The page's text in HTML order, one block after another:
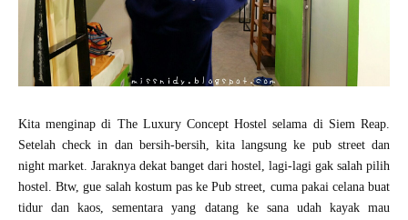
Kita menginap di The Luxury Concept Hostel selama di Siem Reap.
Setelah check in dan bersih-bersih, kita langsung ke pub street dan
night market. Jaraknya dekat banget dari hostel, lagi-lagi gak salah pilih
hostel. Btw, gue salah kostum pas ke Pub street, cuma pakai celana buat
tidur dan kaos, sementara yang datang ke sana udah kayak mau